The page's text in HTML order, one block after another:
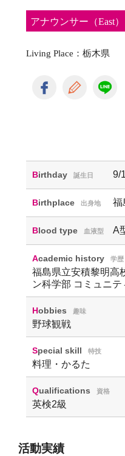
アナウンサー（East）
Living Place：栃木県
Birthday 誕生日 9/
Birthplace 出身地 福
Blood type 血液型 A
Academic history 学歴
福島県立安積黎明高
ン科学部 コミュニ
Hobbies 趣味
野球観戦
Special skill 特技
料理・かるた
Qualifications 資格
英検2級
活動実績